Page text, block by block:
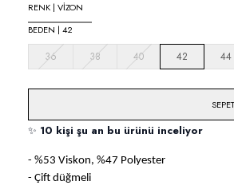
RENK | VİZON
BEDEN | 42
36 38 40 42 44
✨ 10 kişi şu an bu ürünü inceliyor
- %53 Viskon, %47 Polyester
- Çift düğmeli